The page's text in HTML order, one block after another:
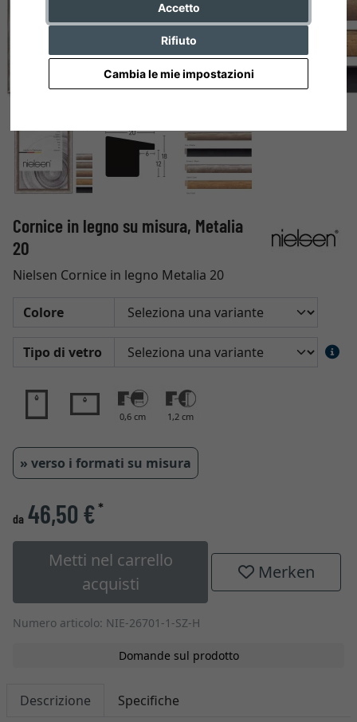
Accetto
Rifiuto
Cambia le mie impostazioni
Cornice in legno su misura, Metalia
20
Nielsen Cornice in legno Metalia 20
Colore
Tipo di vetro
0,6 cm 1,2 cm
» verso i formati su misura
da 46,50 €*
Metti nel carrello
acquisti
Merken
Numero articolo: NIE-26701-1-SZ-H
Domande sul prodotto
Descrizione Specifiche